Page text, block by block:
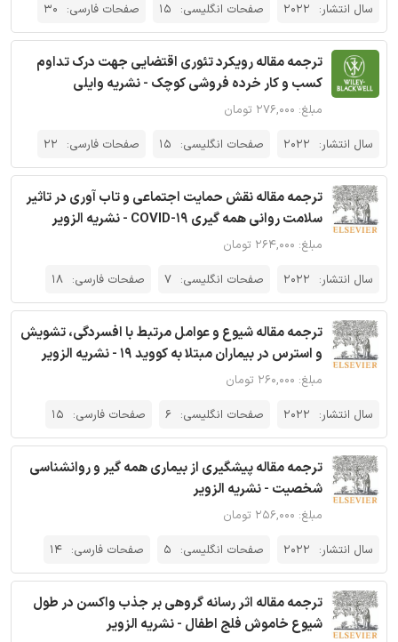
سال انتشار: 2022 صفحات انگلیسی: 15 صفحات فارسی: 30
ترجمه مقاله رویکرد تئوری اقتضایی جهت درک تداوم
کسب و کار خرده فروشی کوچک - نشریه وایلی
مبلغ: ۲۷۶,۰۰۰ تومان
سال انتشار: 2022 صفحات انگلیسی: 15 صفحات فارسی: 22
ترجمه مقاله نقش حمایت اجتماعی و تاب آوری در تاثیر
سلامت روانی همه گیری COVID-19 - نشریه الزویر
مبلغ: ۲۶۴,۰۰۰ تومان
سال انتشار: 2022 صفحات انگلیسی: 7 صفحات فارسی: 18
ترجمه مقاله شیوع و عوامل مرتبط با افسردگی، تشویش
و استرس در بیماران مبتلا به کووید 19 - نشریه الزویر
مبلغ: ۲۶۰,۰۰۰ تومان
سال انتشار: 2022 صفحات انگلیسی: 6 صفحات فارسی: 15
ترجمه مقاله پیشگیری از بیماری همه گیر و روانشناسی
شخصیت - نشریه الزویر
مبلغ: ۲۵۶,۰۰۰ تومان
سال انتشار: 2022 صفحات انگلیسی: 5 صفحات فارسی: 14
ترجمه مقاله اثر رسانه گروهی بر جذب واکسن در طول
شیوع خاموش فلج اطفال - نشریه الزویر